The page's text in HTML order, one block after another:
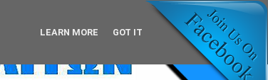
LEARN MORE GOT IT